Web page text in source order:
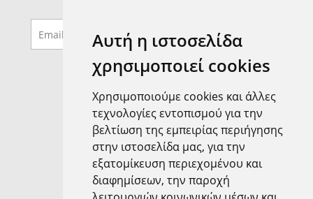
Αυτή η ιστοσελίδα
χρησιμοποιεί cookies
Χρησιμοποιούμε cookies και άλλες
τεχνολογίες εντοπισμού για την
βελτίωση της εμπειρίας περιήγησης
στην ιστοσελίδα μας, για την
εξατομίκευση περιεχομένου και
διαφημίσεων, την παροχή
Δημοφιλή Προϊόντα
Επικοινωνία
Blog
Brands
Η Εταιρεία μας
Κατάστημα: Ζωγράφου
Κατάστημα: Αχαρναί
Κατάστημα: Άνω Λιόσια
Όροι Χρήσης